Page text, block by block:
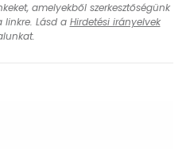
amelyekből szerkesztőségünk
Lásd a Hirdetési irányelvek